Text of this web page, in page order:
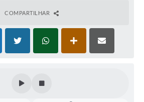
COMPARTILHAR